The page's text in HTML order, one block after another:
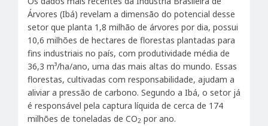
Árvores (Ibá) revelam a dimensão do potencial desse
setor que planta 1,8 milhão de árvores por dia, possui
10,6 milhões de hectares de florestas plantadas para
fins industriais no país, com produtividade média de
36,3 m³/ha/ano, uma das mais altas do mundo. Essas
florestas, cultivadas com responsabilidade, ajudam a
aliviar a pressão de carbono. Segundo a Ibá, o setor já
é responsável pela captura líquida de cerca de 174
milhões de toneladas de CO2 por ano.